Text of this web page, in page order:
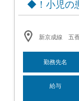
◆！小児の
新京成線 五
勤務先名
給与